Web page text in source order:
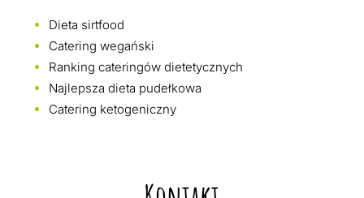
Dieta sirtfood
Catering wegański
Ranking cateringów dietetycznych
Najlepsza dieta pudełkowa
Catering ketogeniczny